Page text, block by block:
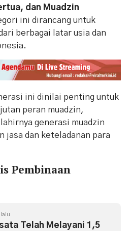
dan Muadzin
ini dirancang untuk
berbagai latar usia dan
ini dinilai penting untuk
peran muadzin,
generasi muadzin
jasa dan keteladanan para
Pembinaan
Telah Melayani 1,5